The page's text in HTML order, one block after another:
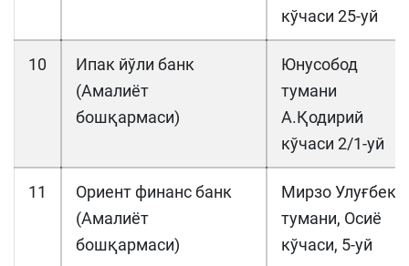
кўчаси 25-уй
10
Ипак йўли банк
(Амалиёт
бошқармаси)
Юнусобод
тумани
А.Қодирий
кўчаси 2/1-уй
11
Ориент финанс банк
(Амалиёт
бошқармаси)
Мирзо Улуғбек
тумани, Осиё
кўчаси, 5-уй